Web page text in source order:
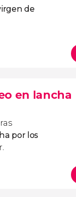
de
en lancha
por los